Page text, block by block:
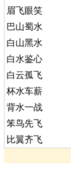
眉飞眼笑
巴山蜀水
白山黑水
白水鉴心
白云孤飞
杯水车薪
背水一战
笨鸟先飞
比翼齐飞